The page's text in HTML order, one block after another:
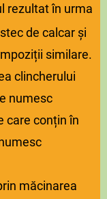
rezultat în urma
de calcar și
similare.
clincherului
numesc
care conțin în
măcinarea